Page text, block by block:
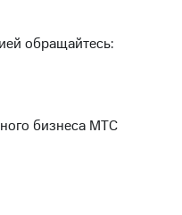
обращайтесь:
бизнеса МТС